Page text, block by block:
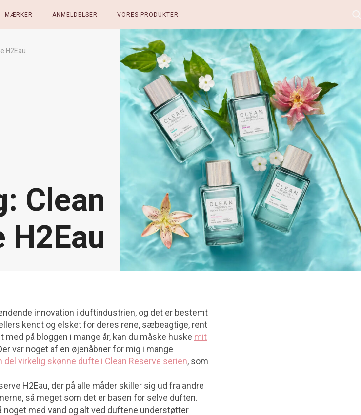
MÆRKER ANMELDELSER VORES PRODUKTER
H2Eau
Clean
H2Eau
innovation i duftindustrien, og det er bestemt
kendt og elsket for deres rene, sæbeagtige, rent
på bloggen i mange år, kan du måske huske mit
var noget af en øjenåbner for mig i mange
del virkelig skønne dufte i Clean Reserve serien, som
H2Eau, der på alle måder skiller sig ud fra andre
så meget som det er basen for selve duften.
med vand og alt ved duftene understøtter